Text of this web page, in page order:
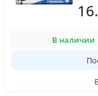
16
В наличии